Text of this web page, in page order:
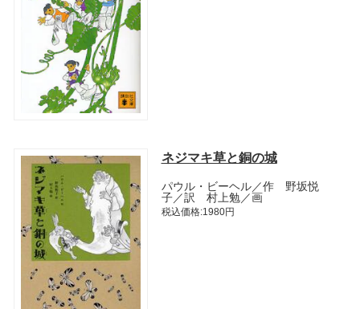
ネジマキ草と銅の城
パウル・ビーヘル／作 野坂悦
子／訳 村上勉／画
税込価格:1980円